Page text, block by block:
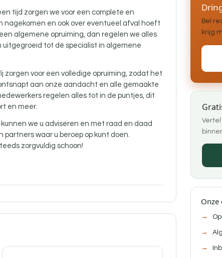
tijd zorgen we voor een complete en
nagekomen en ook over eventueel afval hoeft
algemene opruiming, dan regelen we alles
uitgegroeid tot dé specialist in algemene
zorgen voor een volledige opruiming, zodat het
aan onze aandacht en alle gemaakte
regelen alles tot in de puntjes, dit
en meer.
we u adviseren en met raad en daad
partners waar u beroep op kunt doen.
zorgvuldig schoon!
Bel
krijg
Onze